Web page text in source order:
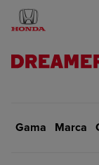
Gama Marca
VOLTAR Início